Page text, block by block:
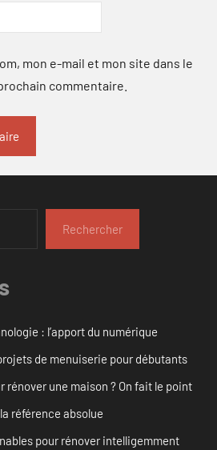
mon e-mail et mon site dans le
commentaire.
Rechercher
: l’apport du numérique
de menuiserie pour débutants
rénover une maison ? On fait le point
référence absolue
pour rénover intelligemment